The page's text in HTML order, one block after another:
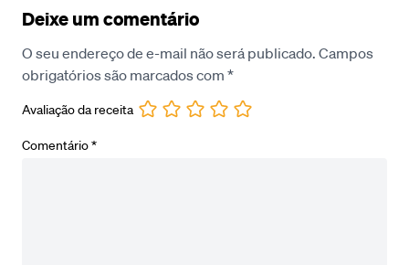
Deixe um comentário
O seu endereço de e-mail não será publicado. Campos
obrigatórios são marcados com *
Avaliação da receita
Comentário*